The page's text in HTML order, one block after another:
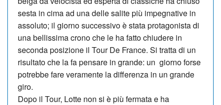
sesta in cima ad una delle salite più impegnative in
assoluto; il giorno successivo è stata protagonista di
una bellissima crono che le ha fatto chiudere in
seconda posizione il Tour De France. Si tratta di un
risultato che la fa pensare in grande: un giorno forse
potrebbe fare veramente la differenza in un grande
giro.
Dopo il Tour, Lotte non si è più fermata e ha